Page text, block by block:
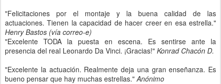
"Felicitaciones por el montaje y la buena calidad de las
actuaciones. Tienen la capacidad de hacer creer en esa estrella."
Henry Bastos (vía correo-e)
"Excelente TODA la puesta en escena. Es sentirse ante la
presencia del real Leonardo Da Vinci. ¡Gracias!" Konrad Chacón D.
"Excelente la actuación. Realmente deja una gran enseñanza. Es
bueno pensar que hay muchas estrellas."Anónimo